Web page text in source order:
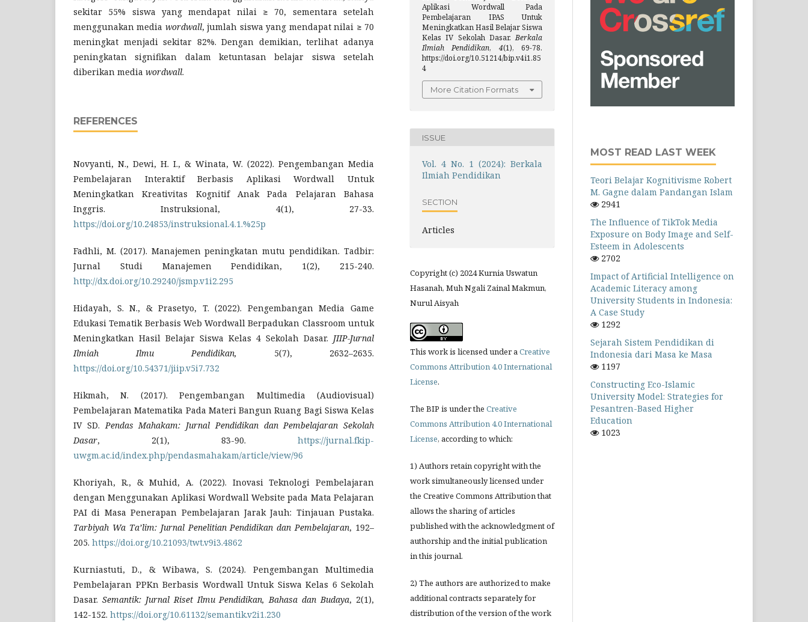
sekitar 55% siswa yang mendapat nilai ≥ 70, sementara setelah
menggunakan media wordwall, jumlah siswa yang mendapat nilai ≥ 70
meningkat menjadi sekitar 82%. Dengan demikian, terlihat adanya
peningkatan signifikan dalam ketuntasan belajar siswa setelah
diberikan media wordwall.
REFERENCES
Novyanti, N., Dewi, H. I., & Winata, W. (2022). Pengembangan Media
Pembelajaran Interaktif Berbasis Aplikasi Wordwall Untuk
Meningkatkan Kreativitas Kognitif Anak Pada Pelajaran Bahasa
Inggris. Instruksional, 4(1), 27-33.
https://doi.org/10.24853/instruksional.4.1.%25p
Fadhli, M. (2017). Manajemen peningkatan mutu pendidikan. Tadbir:
Jurnal Studi Manajemen Pendidikan, 1(2), 215-240.
http://dx.doi.org/10.29240/jsmp.v1i2.295
Hidayah, S. N., & Prasetyo, T. (2022). Pengembangan Media Game
Edukasi Tematik Berbasis Web Wordwall Berpadukan Classroom untuk
Meningkatkan Hasil Belajar Siswa Kelas 4 Sekolah Dasar. JIIP-Jurnal
Ilmiah Ilmu Pendidikan,
5(7), 2632–2635.
https://doi.org/10.54371/jiip.v5i7.732
Hikmah, N. (2017). Pengembangan Multimedia (Audiovisual)
Pembelajaran Matematika Pada Materi Bangun Ruang Bagi Siswa Kelas
IV SD. Pendas Mahakam: Jurnal Pendidikan dan Pembelajaran Sekolah
Dasar, 2(1), 83-90. https://jurnal.fkip-
uwgm.ac.id/index.php/pendasmahakam/article/view/96
Khoriyah, R., & Muhid, A. (2022). Inovasi Teknologi Pembelajaran
dengan Menggunakan Aplikasi Wordwall Website pada Mata Pelajaran
PAI di Masa Penerapan Pembelajaran Jarak Jauh: Tinjauan Pustaka.
Tarbiyah Wa Ta’lim: Jurnal Penelitian Pendidikan dan Pembelajaran, 192–
205. https://doi.org/10.21093/twt.v9i3.4862
Kurniastuti, D., & Wibawa, S. (2024). Pengembangan Multimedia
Pembelajaran PPKn Berbasis Wordwall Untuk Siswa Kelas 6 Sekolah
Dasar. Semantik: Jurnal Riset Ilmu Pendidikan, Bahasa dan Budaya, 2(1),
142-152. https://doi.org/10.61132/semantik.v2i1.230
Aplikasi Wordwall Pada
Pembelajaran IPAS Untuk
Meningkatkan Hasil Belajar Siswa
Kelas IV Sekolah Dasar.Berkala
Ilmiah Pendidikan, 4(1), 69-78.
https://doi.org/10.51214/bip.v4i1.85
4
More Citation Formats
ISSUE
Vol. 4 No. 1 (2024): Berkala
Ilmiah Pendidikan
SECTION
Articles
Copyright (c) 2024 Kurnia Uswatun
Hasanah, Muh Ngali Zainal Makmun,
Nurul Aisyah
This work is licensed under aCreative
Commons Attribution 4.0 International
License.
The BIP is under the Creative
Commons Attribution 4.0 International
License, according to which:
1) Authors retain copyright with the
work simultaneously licensed under
the Creative Commons Attribution that
allows the sharing of articles
published with the acknowledgment of
authorship and the initial publication
in this journal.
2) The authors are authorized to make
additional contracts separately for
distribution of the version of the work
MOST READ LAST WEEK
Teori Belajar Kognitivisme Robert
M. Gagne dalam Pandangan Islam
2941
The Influence of TikTok Media
Exposure on Body Image and Self-
Esteem in Adolescents
2702
Impact of Artificial Intelligence on
Academic Literacy among
University Students in Indonesia:
A Case Study
1292
Sejarah Sistem Pendidikan di
Indonesia dari Masa ke Masa
1197
Constructing Eco-Islamic
University Model: Strategies for
Pesantren-Based Higher
Education
1023